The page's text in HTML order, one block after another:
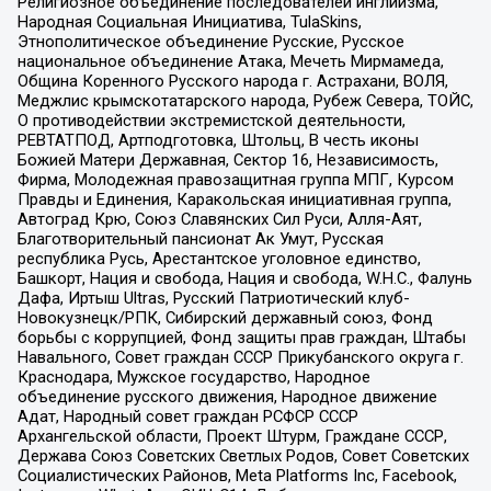
Народная Социальная Инициатива, TulaSkins,
Этнополитическое объединение Русские, Русское
национальное объединение Атака, Мечеть Мирмамеда,
Община Коренного Русского народа г. Астрахани, ВОЛЯ,
Меджлис крымскотатарского народа, Рубеж Севера, ТОЙС,
О противодействии экстремистской деятельности,
РЕВТАТПОД, Артподготовка, Штольц, В честь иконы
Божией Матери Державная, Сектор 16, Независимость,
Фирма, Молодежная правозащитная группа МПГ, Курсом
Правды и Единения, Каракольская инициативная группа,
Автоград Крю, Союз Славянских Сил Руси, Алля-Аят,
Благотворительный пансионат Ак Умут, Русская
республика Русь, Арестантское уголовное единство,
Башкорт, Нация и свобода, Нация и свобода, W.H.С., Фалунь
Дафа, Иртыш Ultras, Русский Патриотический клуб-
Новокузнецк/РПК, Сибирский державный союз, Фонд
борьбы с коррупцией, Фонд защиты прав граждан, Штабы
Навального, Совет граждан СССР Прикубанского округа г.
Краснодара, Мужское государство, Народное
объединение русского движения, Народное движение
Адат, Народный совет граждан РСФСР СССР
Архангельской области, Проект Штурм, Граждане СССР,
Держава Союз Советских Светлых Родов, Совет Советских
Социалистических Районов, Meta Platforms Inc, Facebook,